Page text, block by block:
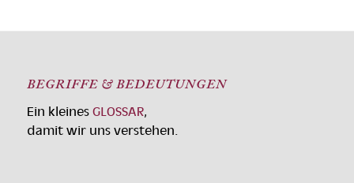
BEGRIFFE & BEDEUTUNGEN
Ein kleines GLOSSAR,
damit wir uns verstehen.